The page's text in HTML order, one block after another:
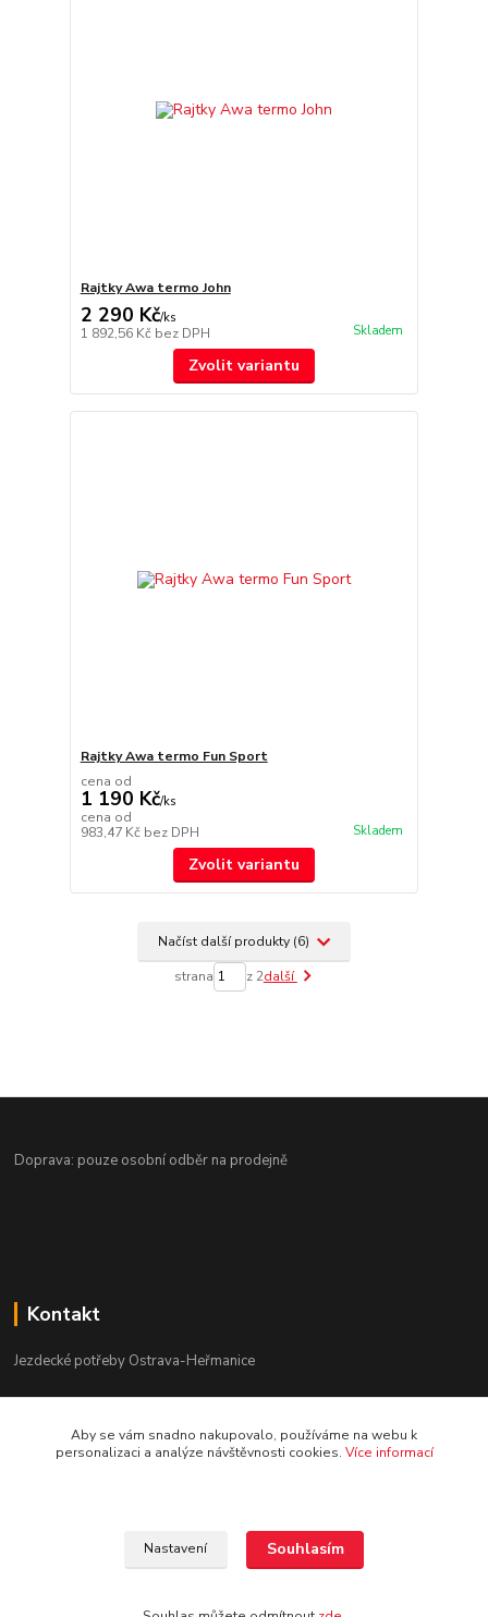
Rajtky Awa termo John
2 290 Kč/ks
1 892,56 Kč bez DPH Skladem
Zvolit variantu
Rajtky Awa termo Fun Sport
cena od
1 190 Kč/ks
cena od
983,47 Kč bez DPH Skladem
Zvolit variantu
Načíst další produkty (6)
strana z 2další
Doprava: pouze osobní odběr na prodejně
Kontakt
Jezdecké potřeby Ostrava-Heřmanice
Po-Pá 9:30 - 17:30
Aby se vám snadno nakupovalo, používáme na webu k
personalizaci a analýze návštěvnosti cookies. Více informací
Nastavení Souhlasím